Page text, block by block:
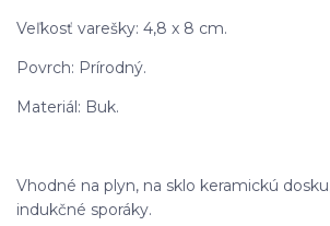
Veľkosť varešky: 4,8 x 8 cm.
Povrch: Prírodný.
Materiál: Buk.
Vhodné na plyn, na sklo keramickú
indukčné sporáky.